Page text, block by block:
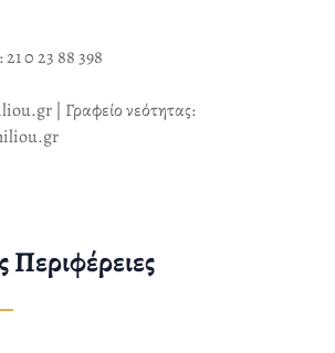
0 23 88 398
| Γραφείο νεότητας:
Περιφέρειες